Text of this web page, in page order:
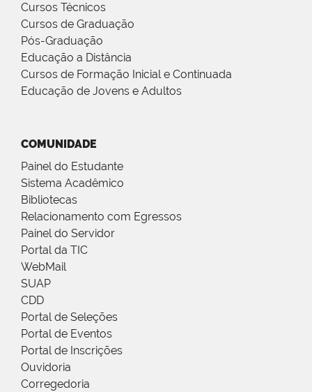
Cursos Técnicos
Cursos de Graduação
Pós-Graduação
Educação a Distância
Cursos de Formação Inicial e Continuada
Educação de Jovens e Adultos
COMUNIDADE
Painel do Estudante
Sistema Acadêmico
Bibliotecas
Relacionamento com Egressos
Painel do Servidor
Portal da TIC
WebMail
SUAP
CDD
Portal de Seleções
Portal de Eventos
Portal de Inscrições
Ouvidoria
Corregedoria